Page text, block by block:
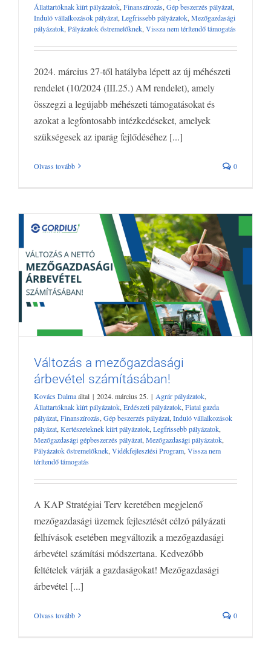
Agrár pályázatok Állattartóknak kiírt pályázatok Finanszírozás Gép
beszerzés pályázat Induló vállalkozások pályázat Legfrissebb
pályázatok Mezőgazdasági pályázatok Pályázatok őstremelőknek
Állattartóknak kiírt pályázatok Finanszírozás Gép beszerzés pályázat
Induló vállalkozások pályázat Legfrissebb pályázatok Mezőgazdasági
pályázatok Pályázatok őstremelőknek Vissza nem térítendő támogatás
2024. március 27-től hatályba lépett az új méhészeti
rendelet (10/2024 (III.25.) AM rendelet), amely
összegzi a legújabb méhészeti támogatásokat és
azokat a legfontosabb intézkedéseket, amelyek
szükségesek az iparág fejlődéséhez [...]
Olvass tovább 0
Változás a mezőgazdasági árbevétel
számításában!
Agrár pályázatok Állattartóknak kiírt pályázatok Erdészeti
pályázatok Fiatal gazda pályázat Finanszírozás Gép beszerzés
pályázat Induló vállalkozások pályázat Kertészeteknek kiírt
pályázatok Legfrissebb pályázatok Mezőgazdasági gépbeszerzés
pályázat Mezőgazdasági pályázatok Pályázatok őstremelőknek
Vidékfejlesztési Program Vissza nem térítendő támogatás
Változás a mezőgazdasági
árbevétel számításában!
Kovács Dalmaáltal | 2024. március 25. | Agrár pályázatok
Állattartóknak kiírt pályázatok Erdészeti pályázatok Fiatal gazda
pályázat Finanszírozás Gép beszerzés pályázat Induló vállalkozások
pályázat Kertészeteknek kiírt pályázatok Legfrissebb pályázatok
Mezőgazdasági gépbeszerzés pályázat Mezőgazdasági pályázatok
Pályázatok őstremelőknek Vidékfejlesztési Program Vissza nem
térítendő támogatás
A KAP Stratégiai Terv keretében megjelenő
mezőgazdasági üzemek fejlesztését célzó pályázati
felhívások esetében megváltozik a mezőgazdasági
árbevétel számítási módszertana. Kedvezőbb
feltételek várják a gazdaságokat! Mezőgazdasági
árbevétel [...]
Olvass tovább 0